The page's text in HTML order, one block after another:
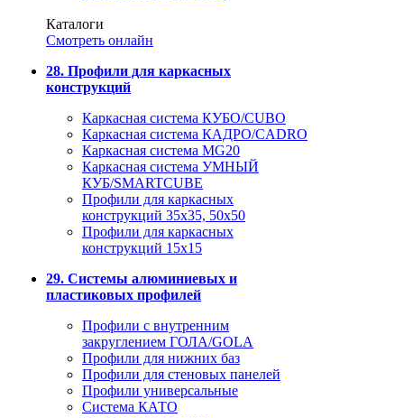
Каталоги
Смотреть онлайн
28. Профили для каркасных
конструкций
Каркасная система КУБО/CUBO
Каркасная система КАДРО/CADRO
Каркасная система MG20
Каркасная система УМНЫЙ
КУБ/SMARTCUBE
Профили для каркасных
конструкций 35x35, 50x50
Профили для каркасных
конструкций 15х15
29. Системы алюминиевых и
пластиковых профилей
Профили с внутренним
закруглением ГОЛА/GOLA
Профили для нижних баз
Профили для стеновых панелей
Профили универсальные
Система КАТО